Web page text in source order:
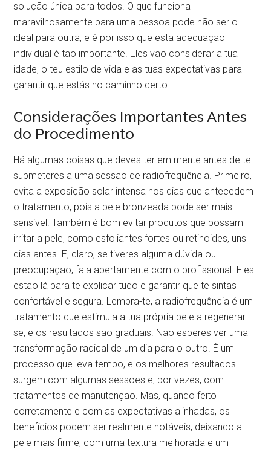
solução única para todos. O que funciona
maravilhosamente para uma pessoa pode não ser o
ideal para outra, e é por isso que esta adequação
individual é tão importante. Eles vão considerar a tua
idade, o teu estilo de vida e as tuas expectativas para
garantir que estás no caminho certo.
Considerações Importantes Antes
do Procedimento
Há algumas coisas que deves ter em mente antes de te
submeteres a uma sessão de radiofrequência. Primeiro,
evita a exposição solar intensa nos dias que antecedem
o tratamento, pois a pele bronzeada pode ser mais
sensível. Também é bom evitar produtos que possam
irritar a pele, como esfoliantes fortes ou retinoides, uns
dias antes. E, claro, se tiveres alguma dúvida ou
preocupação, fala abertamente com o profissional. Eles
estão lá para te explicar tudo e garantir que te sintas
confortável e segura. Lembra-te, a radiofrequência é um
tratamento que estimula a tua própria pele a regenerar-
se, e os resultados são graduais. Não esperes ver uma
transformação radical de um dia para o outro. É um
processo que leva tempo, e os melhores resultados
surgem com algumas sessões e, por vezes, com
tratamentos de manutenção. Mas, quando feito
corretamente e com as expectativas alinhadas, os
benefícios podem ser realmente notáveis, deixando a
pele mais firme, com uma textura melhorada e um